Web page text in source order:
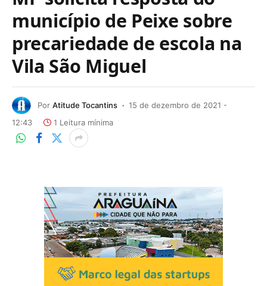
município de Peixe sobre
precariedade de escola na
Vila São Miguel
Por Atitude Tocantins
15 de dezembro de 2021 -
12:43
1 Leitura mínima